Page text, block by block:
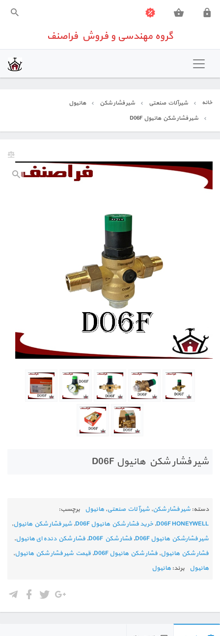
گروه مهندسی و فروش فراصنف
خانه
تجهیزات اندازه گیری
تجهیزات ساختمانی
تعمیرات تخصصی تجهیزات کنترلی
گروه مهندسی و فروش فراصنف
خانه شیرآلات صنعتی شیر فشار شکن
هانیول
شیر فشار شکن هانیول D06F
شیر فشار شکن هانیول D06F
دسته: شیر فشار شکن, شیرآلات صنعتی, هانیول برچسب:
D06F HONEYWELL
, خرید فشار شکن هانیول D06F , شیر فشار شکن هانیول,
شیر فشارشکن هانیول D06F
, فشار شکن D06F , فشار شکن دنده ای هانیول,
فشار شکن هانیول, فشار شکن هانیول D06F , قیمت شیر فشار شکن هانیول,
هانیول برند: هانیول